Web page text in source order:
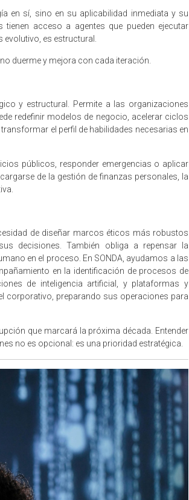
en sí, sino en su aplicabilidad inmediata y su
acceso a agentes que pueden ejecutar
es estructural.
duerme y mejora con cada iteración.
y estructural. Permite a las organizaciones
redefinir modelos de negocio, acelerar ciclos
el perfil de habilidades necesarias en
públicos, responder emergencias o aplicar
de la gestión de finanzas personales, la
de diseñar marcos éticos más robustos
decisiones. También obliga a repensar la
en el proceso. En SONDA, ayudamos a las
en la identificación de procesos de
de inteligencia artificial, y plataformas y
corporativo, preparando sus operaciones para
que marcará la próxima década. Entender
no es opcional: es una prioridad estratégica.